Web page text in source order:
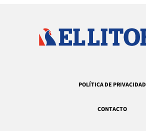
POLÍTICA DE PRIVACIDAD
CONTACTO